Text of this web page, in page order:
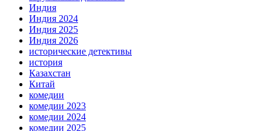
Индия
Индия 2024
Индия 2025
Индия 2026
исторические детективы
история
Казахстан
Китай
комедии
комедии 2023
комедии 2024
комедии 2025